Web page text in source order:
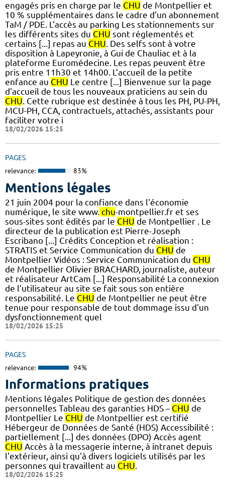
engagés pris en charge par le CHU de Montpellier et
10 % supplémentaires dans le cadre d’un abonnement
TaM / PDE. L’accès au parking Les stationnements sur
les différents sites du CHU sont réglementés et
certains [...] repas au CHU. Des selfs sont à votre
disposition à Lapeyronie, à Gui de Chauliac et à la
plateforme Euromédecine. Les repas peuvent être
pris entre 11h30 et 14h00. L’accueil de la petite
enfance au CHU Le centre [...] Bienvenue sur la page
d'accueil de tous les nouveaux praticiens au sein du
CHU. Cette rubrique est destinée à tous les PH, PU-PH,
MCU-PH, CCA, contractuels, attachés, assistants pour
faciliter votre i
18/02/2026 15:25
PAGES
relevance: 83%
Mentions légales
21 juin 2004 pour la confiance dans l'économie
numérique, le site www. chu-montpellier.fr et ses
sous-sites sont édités par le CHU de Montpellier . Le
directeur de la publication est Pierre-Joseph
Escribano [...] Crédits Conception et réalisation :
STRATIS et Service Communication du CHU de
Montpellier Vidéos : Service Communication du CHU
de Montpellier Olivier BRACHARD, journaliste, auteur
et réalisateur ArtCam [...] Responsabilité La connexion
de l'utilisateur au site se fait sous son entière
responsabilité. Le CHU de Montpellier ne peut être
tenue pour responsable de tout dommage issu d'un
dysfonctionnement quel
18/02/2026 15:25
PAGES
relevance: 94%
Informations pratiques
Mentions légales Politique de gestion des données
personnelles Tableau des garanties HDS – CHU de
Montpellier Le CHU de Montpellier est certifié
Hébergeur de Données de Santé (HDS) Accessibilité :
partiellement [...] des données (DPO) Accès agent
CHU Accès à la messagerie interne, à intranet depuis
l'extérieur, ainsi qu'à divers logiciels utilisés par les
personnes qui travaillent au CHU.
18/02/2026 15:25